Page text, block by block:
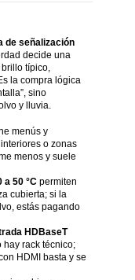
de señalización
decide una
típico,
la compra lógica
sino
y lluvia.
menús y
o zonas
menos y suele
a 50 °Cpermiten
cubierta; si la
estás pagando
HDBaseT
hay rack técnico;
HDMI basta y se